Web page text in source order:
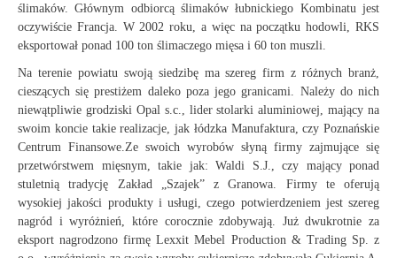
ślimaków. Głównym odbiorcą ślimaków łubnickiego Kombinatu jest
oczywiście Francja. W 2002 roku, a więc na początku hodowli, RKS
eksportował ponad 100 ton ślimaczego mięsa i 60 ton muszli.
Na terenie powiatu swoją siedzibę ma szereg firm z różnych branż,
cieszących się prestiżem daleko poza jego granicami. Należy do nich
niewątpliwie grodziski Opal s.c., lider stolarki aluminiowej, mający na
swoim koncie takie realizacje, jak łódzka Manufaktura, czy Poznańskie
Centrum Finansowe.Ze swoich wyrobów słyną firmy zajmujące się
przetwórstwem mięsnym, takie jak: Waldi S.J., czy mający ponad
stuletnią tradycję Zakład „Szajek” z Granowa. Firmy te oferują
wysokiej jakości produkty i usługi, czego potwierdzeniem jest szereg
nagród i wyróżnień, które corocznie zdobywają. Już dwukrotnie za
eksport nagrodzono firmę Lexxit Mebel Production & Trading Sp. z